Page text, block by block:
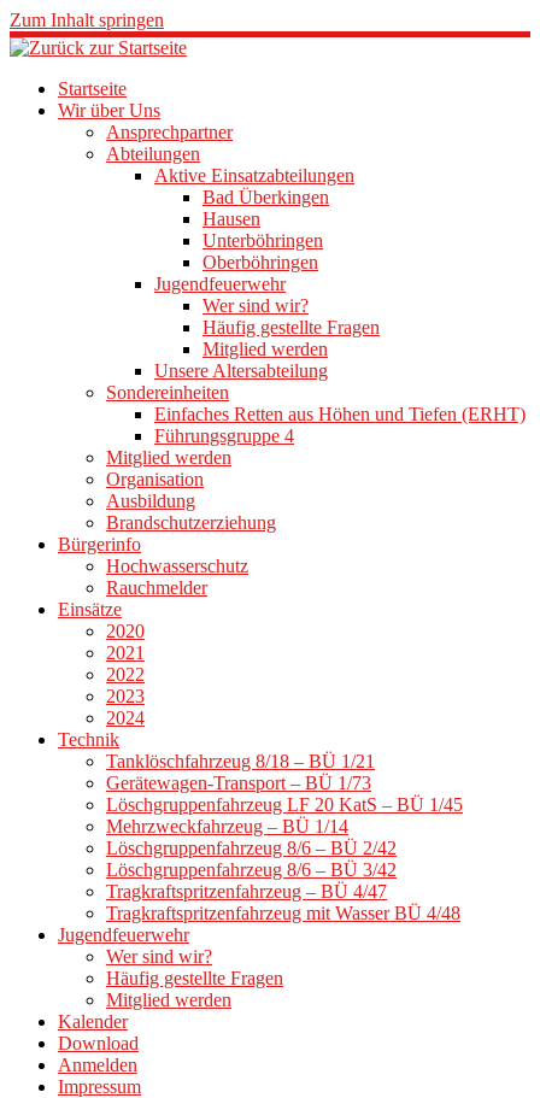
Zum Inhalt springen
Startseite
Wir über Uns
Ansprechpartner
Abteilungen
Aktive Einsatzabteilungen
Bad Überkingen
Hausen
Unterböhringen
Oberböhringen
Jugendfeuerwehr
Wer sind wir?
Häufig gestellte Fragen
Mitglied werden
Unsere Altersabteilung
Sondereinheiten
Einfaches Retten aus Höhen und Tiefen (ERHT)
Führungsgruppe 4
Mitglied werden
Organisation
Ausbildung
Brandschutzerziehung
Bürgerinfo
Hochwasserschutz
Rauchmelder
Einsätze
2020
2021
2022
2023
2024
Technik
Tanklöschfahrzeug 8/18 – BÜ 1/21
Gerätewagen-Transport – BÜ 1/73
Löschgruppenfahrzeug LF 20 KatS – BÜ 1/45
Mehrzweckfahrzeug – BÜ 1/14
Löschgruppenfahrzeug 8/6 – BÜ 2/42
Löschgruppenfahrzeug 8/6 – BÜ 3/42
Tragkraftspritzenfahrzeug – BÜ 4/47
Tragkraftspritzenfahrzeug mit Wasser BÜ 4/48
Jugendfeuerwehr
Wer sind wir?
Häufig gestellte Fragen
Mitglied werden
Kalender
Download
Anmelden
Impressum